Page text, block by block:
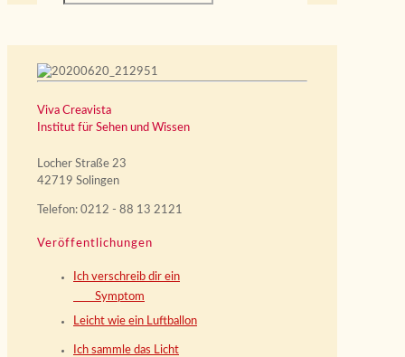
Viva Creavista
Institut für Sehen und Wissen
Locher Straße 23
42719 Solingen
Telefon: 0212 - 88 13 2121
Veröffentlichungen
Ich verschreib dir ein
Symptom
Leicht wie ein Luftballon
Ich sammle das Licht